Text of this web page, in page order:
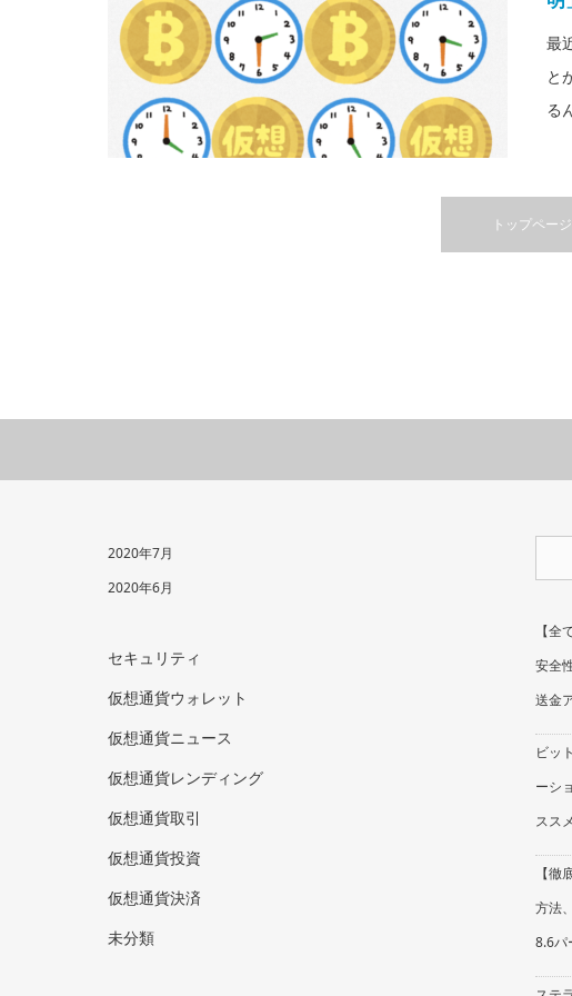
最
と
る
トップペー
2020年7月
2020年6月
セキュリティ
仮想通貨ウォレット
仮想通貨ニュース
仮想通貨レンディング
仮想通貨取引
仮想通貨投資
仮想通貨決済
未分類
【全
安全
送金
ビッ
ーシ
スス
【
方法
8.6パ